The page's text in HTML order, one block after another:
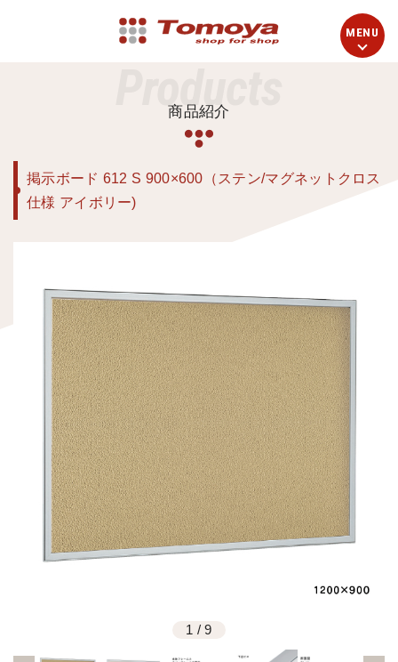
Products
商品紹介
掲示ボード 612 S 900×600（ステン/マグネットクロス
仕様 アイボリー)
1 /9